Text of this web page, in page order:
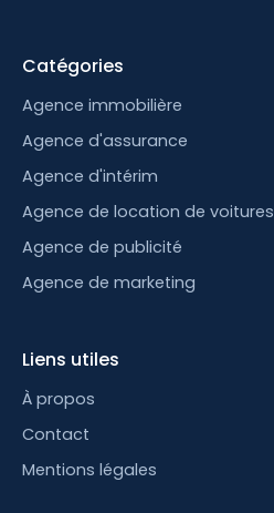
Catégories
Agence immobilière
Agence d'assurance
Agence d'intérim
Agence de location de voitures
Agence de publicité
Agence de marketing
Liens utiles
À propos
Contact
Mentions légales